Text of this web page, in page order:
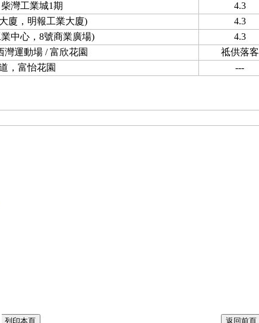
灣工業城1期
4.3
廈，明報工業大廈)
4.3
中心，8號商業廣場)
4.3
灣運動場 / 富欣花園
祗供落客
，富怡花園
---